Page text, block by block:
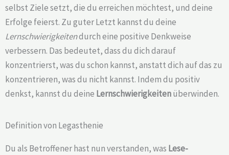
selbst Ziele setzt, die du erreichen möchtest, und deine
Erfolge feierst. Zu guter Letzt kannst du deine
Lernschwierigkeitendurch eine positive Denkweise
verbessern. Das bedeutet, dass du dich darauf
konzentrierst, was du schon kannst, anstatt dich auf das zu
konzentrieren, was du nicht kannst. Indem du positiv
denkst, kannst du deine Lernschwierigkeitenüberwinden.
Definition von Legasthenie
Du als Betroffener hast nun verstanden, was Lese-